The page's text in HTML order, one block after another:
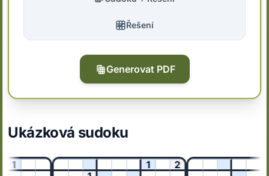
Řešení
Generovat PDF
Ukázková sudoku
2